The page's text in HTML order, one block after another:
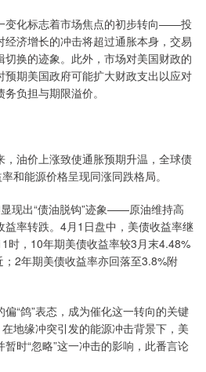
化标志着市场焦点的初步转向——投
济增长的冲击将超过通胀本身，交易
换的迹象。此外，市场对美国财政的
期美国政府可能扩大财政支出以应对
负担与期限溢价。
油价上涨致使通胀预期升温，全球债
和能源价格呈现同涨同跌格局。
出“债油脱钩”迹象——原油维持高
率转跌。4月1日盘中，美债收益率继
时，10年期美债收益率较3月末4.48%
2年期美债收益率亦回落至3.8%附
“鸽”表态，成为催化这一转向的关键
地缘冲突引发的能源冲击背景下，美
时“忽略”这一冲击的影响，此番言论